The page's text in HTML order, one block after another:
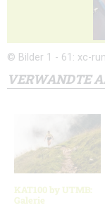
© Bilder 1 - 61: xc-
VERWANDTE
KAT100 by UTMB:
Galerie